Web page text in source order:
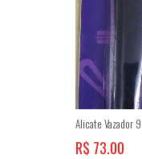
Alicate Vazador 9
R$ 73.00